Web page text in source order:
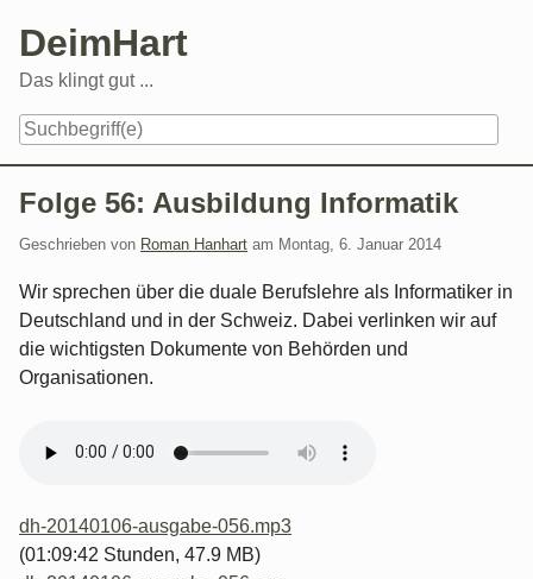
content
DeimHart
Das klingt gut ...
Folge 56: Ausbildung Informatik
Geschrieben von Roman Hanhart am Montag, 6. Januar 2014
Wir sprechen über die duale Berufslehre als Informatiker in
Deutschland und in der Schweiz. Dabei verlinken wir auf
die wichtigsten Dokumente von Behörden und
Organisationen.
dh-20140106-ausgabe-056.mp3
(01:09:42 Stunden, 47.9 MB)